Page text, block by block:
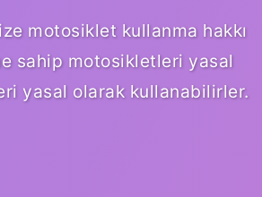
motosiklet kullanma hakkı
sahip motosikletleri yasal
yasal olarak kullanabilirler.